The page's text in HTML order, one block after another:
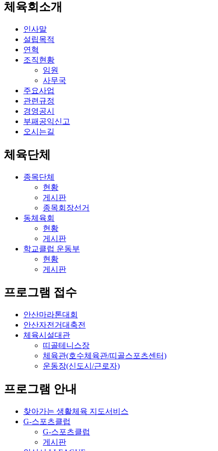
체육회소개
인사말
설립목적
연혁
조직현황
임원
사무국
주요사업
관련규정
경영공시
부패공익신고
오시는길
체육단체
종목단체
현황
게시판
종목회장선거
동체육회
현황
게시판
학교클럽 운동부
현황
게시판
프로그램 접수
안산마라톤대회
안산자전거대축전
체육시설대관
띠골테니스장
체육관(호수체육관/띠골스포츠센터)
운동장(신도시/근로자)
프로그램 안내
찾아가는 생활체육 지도서비스
G-스포츠클럽
G-스포츠클럽
게시판